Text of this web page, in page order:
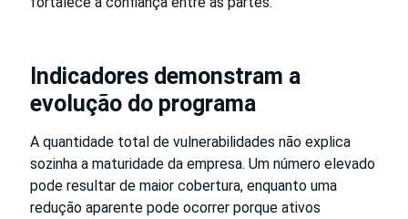
Indicadores demonstram a
evolução do programa
A quantidade total de vulnerabilidades não explica
sozinha a maturidade da empresa. Um número elevado
pode resultar de maior cobertura, enquanto uma
redução aparente pode ocorrer porque ativos